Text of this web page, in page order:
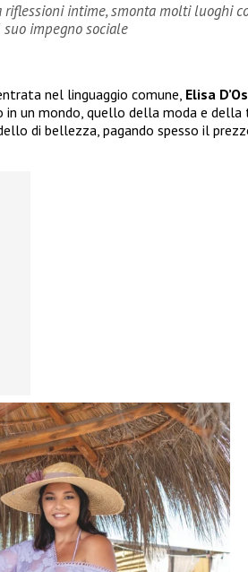
intime, smonta molti luoghi
impegno sociale
nel linguaggio comune, Elisa
in un mondo, quello della moda e della
di bellezza, pagando spesso il